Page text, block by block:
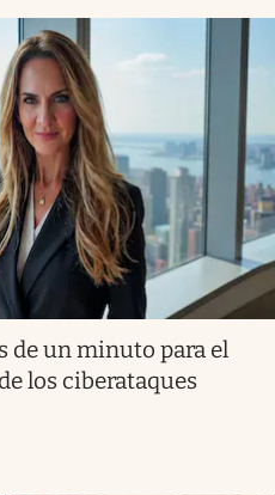
de un minuto para el
los ciberataques